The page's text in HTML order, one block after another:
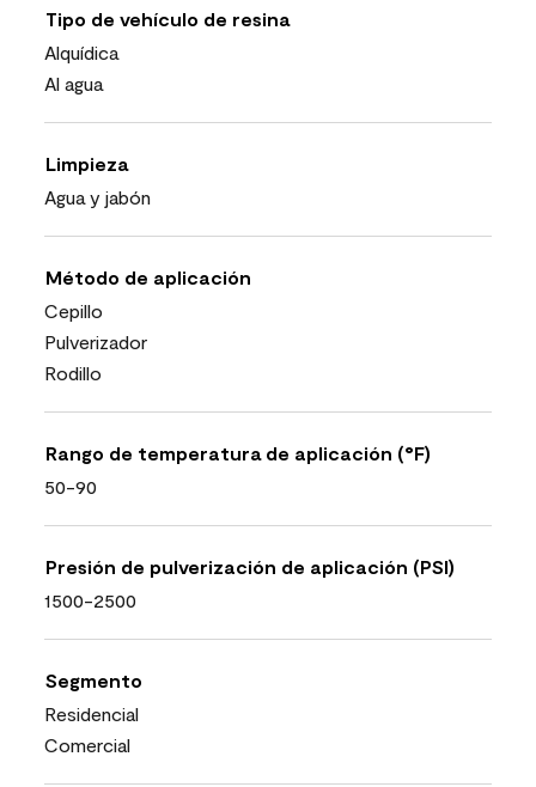
Tipo de vehículo de resina
Alquídica
Al agua
Limpieza
Agua y jabón
Método de aplicación
Cepillo
Pulverizador
Rodillo
Rango de temperatura de aplicación (°F)
50-90
Presión de pulverización de aplicación (PSI)
1500-2500
Segmento
Residencial
Comercial